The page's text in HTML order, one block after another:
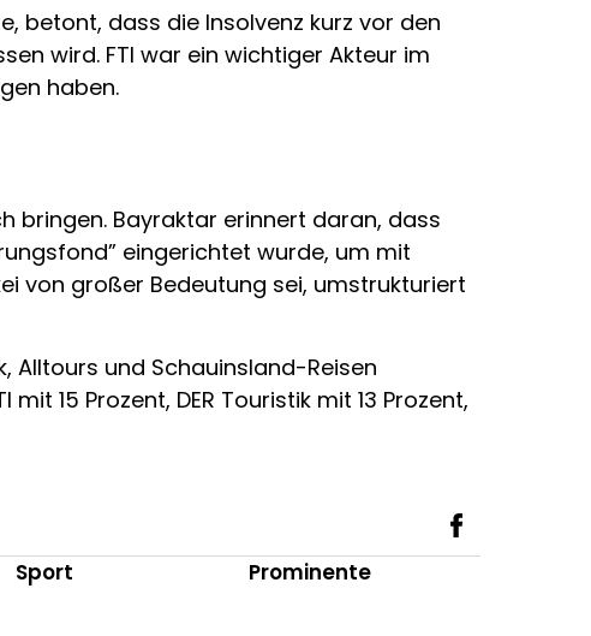
betont, dass die Insolvenz kurz vor den
wird. FTI war ein wichtiger Akteur im
haben.
bringen. Bayraktar erinnert daran, dass
eingerichtet wurde, um mit
von großer Bedeutung sei, umstrukturiert
Alltours und Schauinsland-Reisen
15 Prozent, DER Touristik mit 13 Prozent,
Sport Prominente